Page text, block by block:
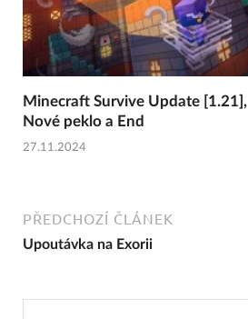
Minecraft Survive Update [1.21],
Nové peklo a End
27.11.2024
PŘEDCHOZÍ ČLÁNEK
Upoutávka na Exorii